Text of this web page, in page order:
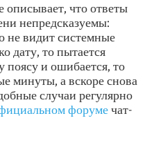
описывает, что ответы
непредсказуемы:
не видит системные
дату, то пытается
поясу и ошибается, то
минуты, а вскоре снова
случаи регулярно
форумечат-